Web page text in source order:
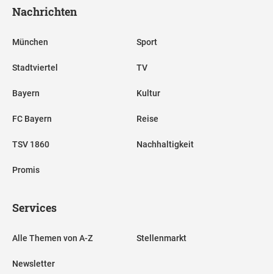
Nachrichten
München
Stadtviertel
Bayern
FC Bayern
TSV 1860
Promis
Sport
TV
Kultur
Reise
Nachhaltigkeit
Services
Alle Themen von A-Z
Newsletter
Stellenmarkt